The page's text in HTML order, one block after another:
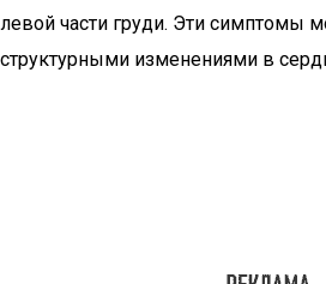
левой части груди. Эти симптомы
структурными изменениями в